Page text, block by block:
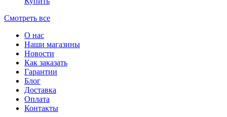
Смотреть все
О нас
Наши магазины
Новости
Как заказать
Гарантии
Блог
Доставка
Оплата
Контакты